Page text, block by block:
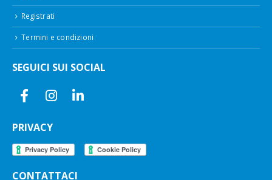
Registrati
Termini e condizioni
SEGUICI SUI SOCIAL
PRIVACY
CONTATTACI